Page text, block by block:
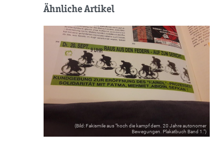
Ähnliche Artikel
(Bild: Fakismile aus "hoch die kampf dem. 20 Jahre autonomer
Bewegungen. Plakatbuch Band 1.")